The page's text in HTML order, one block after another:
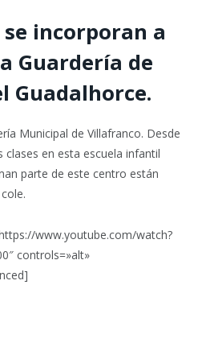
se incorporan a
Guardería de
Guadalhorce.
Municipal de Villafranco. Desde
clases en esta escuela infantil
parte de este centro están
www.youtube.com/watch?
controls=»alt»